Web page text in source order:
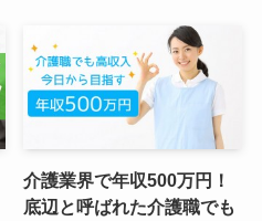
介護業界で年収500万円！
底辺と呼ばれた介護職でも